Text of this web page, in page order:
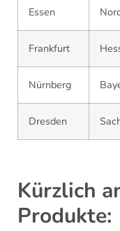
Essen
Frankfurt
Nürnberg
Dresden
Kürzlich
Produkte: